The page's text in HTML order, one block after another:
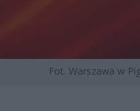
Fot. Warszawa w